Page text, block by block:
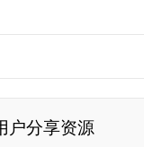
户分享资源